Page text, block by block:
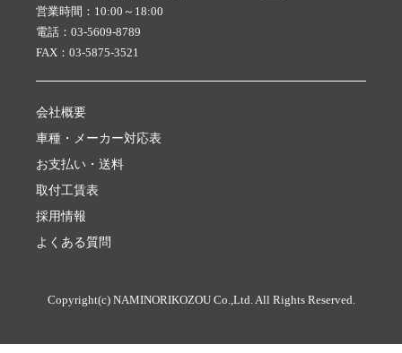
営業時間：10:00～18:00
電話：03-5609-8789
FAX：03-5875-3521
会社概要
車種・メーカー対応表
お支払い・送料
取付工賃表
採用情報
よくある質問
Copyright(c) NAMINORIKOZOU Co.,Ltd. All Rights Reserved.